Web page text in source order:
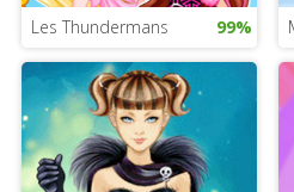
Les Thundermans 99%